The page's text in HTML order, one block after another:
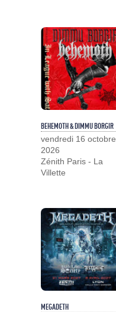
BEHEMOTH & DIMMU BORGIR
vendredi 16 octobre
2026
Zénith Paris - La
Villette
MEGADETH